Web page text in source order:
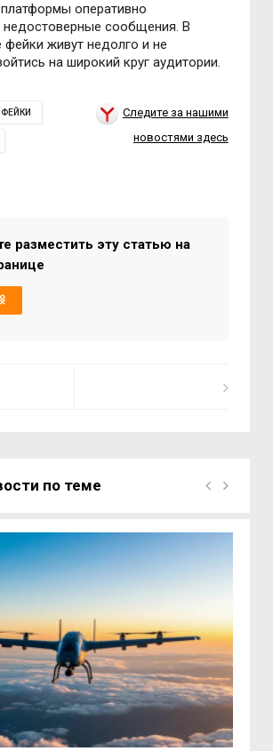
оперативно
недостоверные сообщения. В
фейки живут недолго и не
на широкий круг аудитории.
ФЕЙКИ
Следите за нашими
новостями здесь
разместить эту статью на
по теме